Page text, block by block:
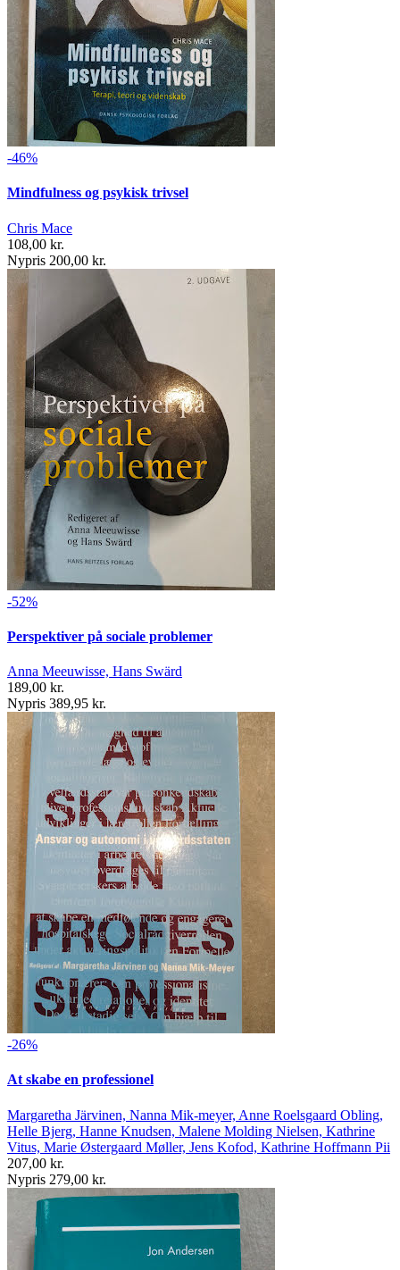
-46%
Mindfulness og psykisk trivsel
Chris Mace
108,00 kr.
Nypris 200,00 kr.
-52%
Perspektiver på sociale problemer
Anna Meeuwisse, Hans Swärd
189,00 kr.
Nypris 389,95 kr.
-26%
At skabe en professionel
Margaretha Järvinen, Nanna Mik-meyer, Anne Roelsgaard Obling,
Helle Bjerg, Hanne Knudsen, Malene Molding Nielsen, Kathrine
Vitus, Marie Østergaard Møller, Jens Kofod, Kathrine Hoffmann Pii
207,00 kr.
Nypris 279,00 kr.